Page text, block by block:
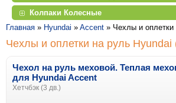
Колпаки Колесные
Главная » Hyundai » Accent » Чехлы и оплетки
Чехлы и оплетки на руль Hyundai
Чехол на руль меховой. Теплая
для HyundaiAccent
Хетчбэк (3 дв.)